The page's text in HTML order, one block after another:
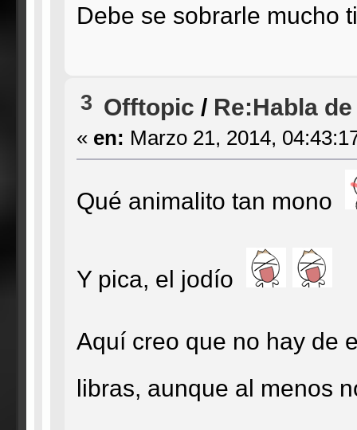
Debe se sobrarle mucho
3 Offtopic / Re:Habla
« en: Marzo 21, 2014,
Qué animalito tan mono
Y pica, el jodío
Aquí creo que no hay de
libras, aunque al menos